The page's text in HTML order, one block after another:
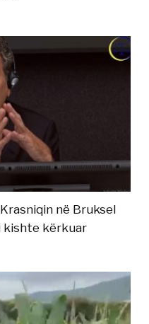
në Bruksel
kishte kërkuar